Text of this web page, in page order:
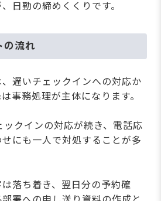
日勤の締めくくりです。
の流れ
遅いチェックインへの対応か
事務処理が主体になります。
クインの対応が続き、電話応
にも一人で対処することが多
落ち着き、翌日分の予約確